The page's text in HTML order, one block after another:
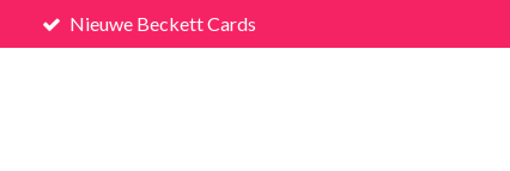
Nieuwe Beckett Cards